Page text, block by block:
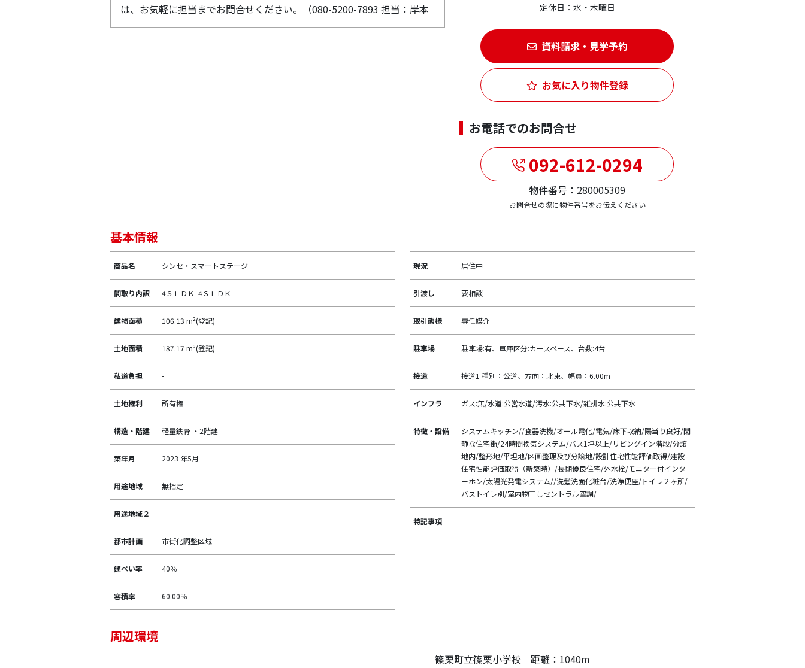
定休日：水・木曜日
資料請求・見学予約
お気に入り物件登録
お電話でのお問合せ
092-612-0294
物件番号：280005309
お問合せの際に物件番号をお伝えください
は、お気軽に担当までお問合せください。（080-5200-7893 担当：岸本
基本情報
商品名 シンセ・スマートステージ
間取り内訳 4ＳＬＤＫ 4ＳＬＤＫ
建物面積 106.13 m²(登記)
土地面積 187.17 m²(登記)
私道負担 -
土地権利 所有権
構造・階建 軽量鉄骨 ・2階建
築年月 2023 年5月
用途地域 無指定
用途地域２
都市計画 市街化調整区域
建ぺい率 40％
容積率 60.00％
現況 居住中
引渡し 要相談
取引態様 専任媒介
駐車場 駐車場:有、車庫区分:カースペース、台数:4台
接道 接道1 種別：公道、方向：北東、幅員：6.00m
インフラ ガス:無/水道:公営水道/汚水:公共下水/雑排水:公共下水
特徴・設備
システムキッチン//食器洗機/オール電化/電気/床下収納/陽当り良好/閑
静な住宅街/24時間換気システム/バス1坪以上/リビングイン階段/分譲
地内/整形地/平坦地/区画整理及び分譲地/設計住宅性能評価取得/建設
住宅性能評価取得（新築時）/長期優良住宅/外水栓/モニター付インタ
ーホン/太陽光発電システム//洗髪洗面化粧台/洗浄便座/トイレ２ヶ所/
バストイレ別/室内物干しセントラル空調/
特記事項
周辺環境
篠栗町立篠栗小学校 距離：1040m